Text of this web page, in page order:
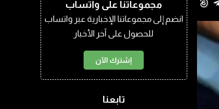
مجموعاتنا على واتساب
انضم إلى مجموعاتنا الإخبارية عبر واتساب
للحصول على آخر الأخبار
إشترك الآن
تابعنا